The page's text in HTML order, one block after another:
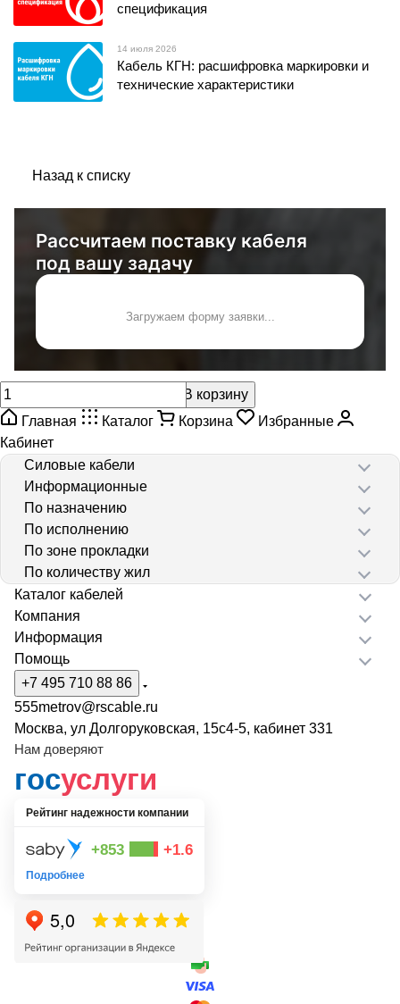
спецификация
14 июля 2026
Кабель КГН: расшифровка маркировки и
технические характеристики
Назад к списку
Рассчитаем поставку кабеля
под вашу задачу
Загружаем форму заявки...
В корзину
Главная
Каталог Корзина
Избранные
Кабинет
Силовые кабели
Информационные
По назначению
По исполнению
По зоне прокладки
По количеству жил
Каталог кабелей
Компания
Информация
Помощь
+7 495 710 88 86
555metrov@rscable.ru
Москва, ул Долгоруковская, 15с4-5, кабинет 331
Нам доверяют
госуслуги
Рейтинг надежности компании
+853 +1.6
Подробнее